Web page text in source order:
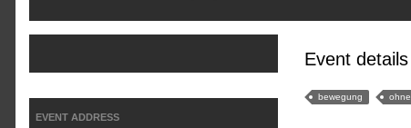
EVENT ADDRESS
Event details
bewegung ohne